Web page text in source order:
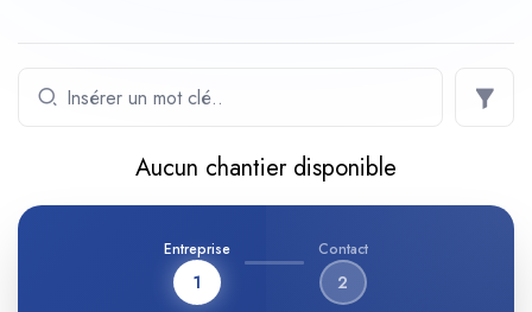
Aucun chantier disponible
Entreprise
1
Contact
2